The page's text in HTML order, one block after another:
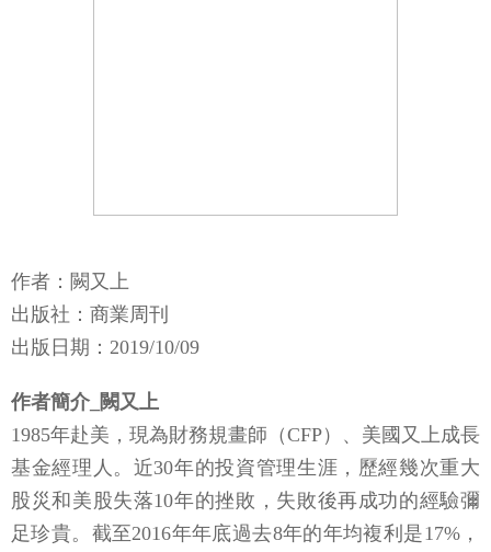
作者：闕又上
出版社：商業周刊
出版日期：2019/10/09
作者簡介_闕又上
1985年赴美，現為財務規畫師（CFP）、美國又上成長
基金經理人。近30年的投資管理生涯，歷經幾次重大
股災和美股失落10年的挫敗，失敗後再成功的經驗彌
足珍貴。截至2016年年底過去8年的年均複利是17%，